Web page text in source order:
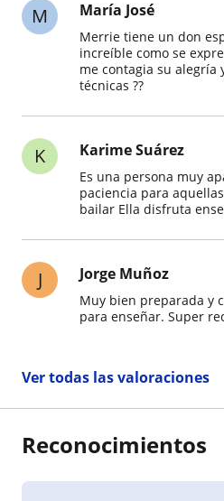
M María José
Merrie tiene un don
increíble como se
me contagia su alegría
técnicas ??
K Karime Suárez
Es una persona muy
paciencia para
bailar Ella disfruta
J Jorge Muñoz
Muy bien preparada y
para enseñar. Super
Ver todas las valoraciones
Reconocimientos